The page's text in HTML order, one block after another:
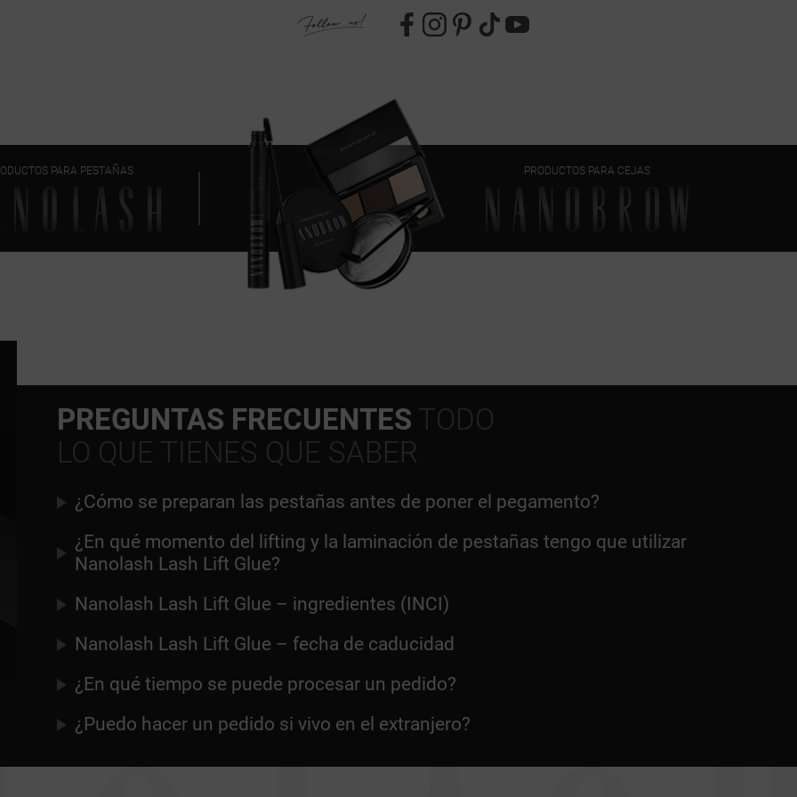
PARA PESTAÑAS PRODUCTOS PARA CEJAS
PREGUNTAS FRECUENTES TODO
LO QUE TIENES QUE SABER
¿Cómo se preparan las pestañas antes de poner el pegamento?
¿En qué momento del lifting y la laminación de pestañas tengo que utilizar
Nanolash Lash Lift Glue?
Nanolash Lash Lift Glue – ingredientes (INCI)
Nanolash Lash Lift Glue – fecha de caducidad
¿En qué tiempo se puede procesar un pedido?
¿Puedo hacer un pedido si vivo en el extranjero?